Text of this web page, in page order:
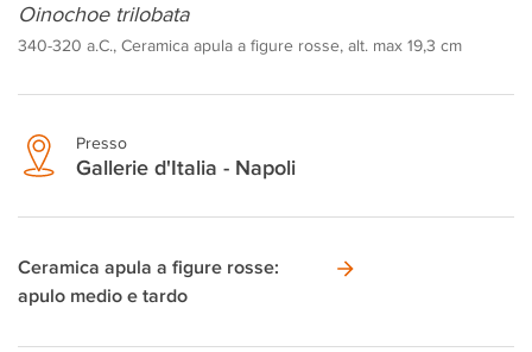
Oinochoe trilobata
340-320 a.C., Ceramica apula a figure rosse, alt. max 19,3 cm
Presso
Gallerie d'Italia - Napoli
Ceramica apula a figure rosse:
apulo medio e tardo